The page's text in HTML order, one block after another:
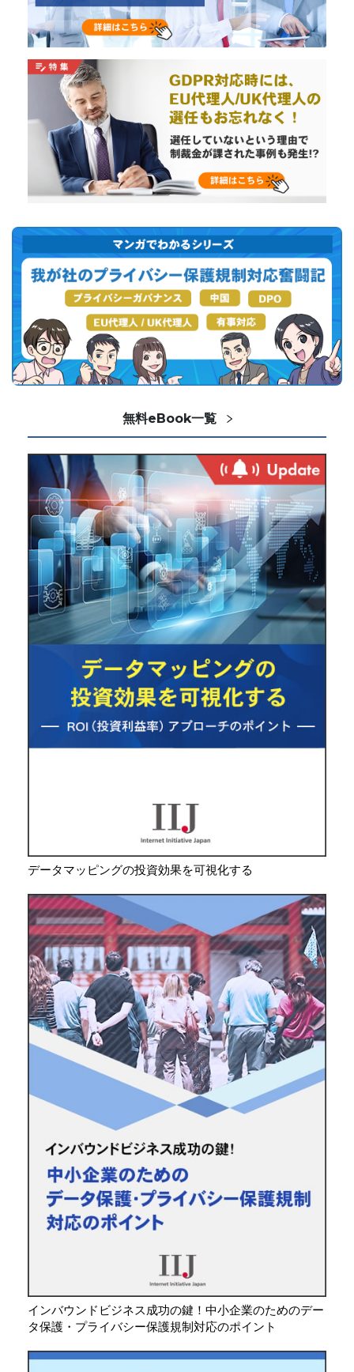
無料eBook一覧
データマッピングの投資効果を可視化する
インバウンドビジネス成功の鍵！中小企業のためのデー
タ保護・プライバシー保護規制対応のポイント